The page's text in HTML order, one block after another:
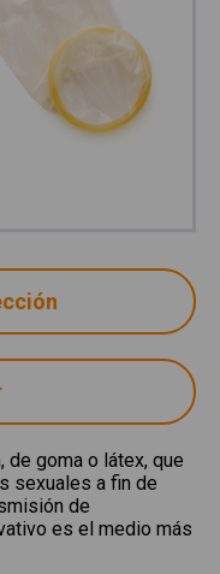
de goma o látex, que
sexuales a fin de
de
es el medio más